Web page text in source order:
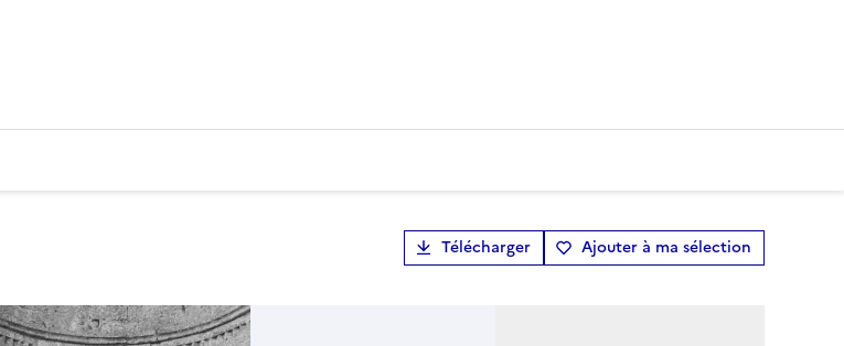
Télécharger Ajouter à ma sélection